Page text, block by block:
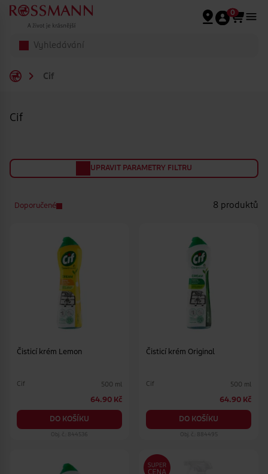
Přeskočit na hlavmní obsah
0
Cif
Cif
UPRAVIT PARAMETRY FILTRU
Doporučené 8 produktů
Čisticí krém Lemon
Cif 500 ml
64.90 Kč
DO KOŠÍKU
Obj. č.: 844536
Čisticí krém Original
Cif 500 ml
64.90 Kč
DO KOŠÍKU
Obj. č.: 884495